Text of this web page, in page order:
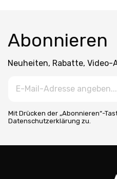
Abonnieren
Neuheiten, Rabatte, Video-
Mit Drücken der „Abonnieren“-
Datenschutzerklärung zu.